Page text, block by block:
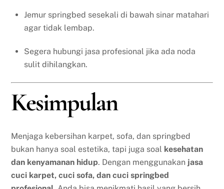
Jemur springbed sesekali di bawah sinar matahari
agar tidak lembap.
Segera hubungi jasa profesional jika ada noda
sulit dihilangkan.
Kesimpulan
Menjaga kebersihan karpet, sofa, dan springbed
bukan hanya soal estetika, tapi juga soal kesehatan
dan kenyamanan hidup. Dengan menggunakan jasa
cuci karpet, cuci sofa, dan cuci springbed